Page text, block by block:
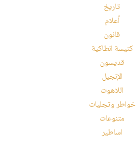
تاريخ
أعلام
قانون
كنيسة انطاكية
قديسون
الإنجيل
اللاهوت
خواطر وتجليات
متنوعات
اساطير